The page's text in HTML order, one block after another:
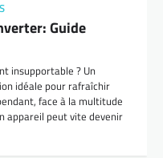
Guide
insupportable ? Un
idéale pour rafraîchir
face à la multitude
appareil peut vite devenir